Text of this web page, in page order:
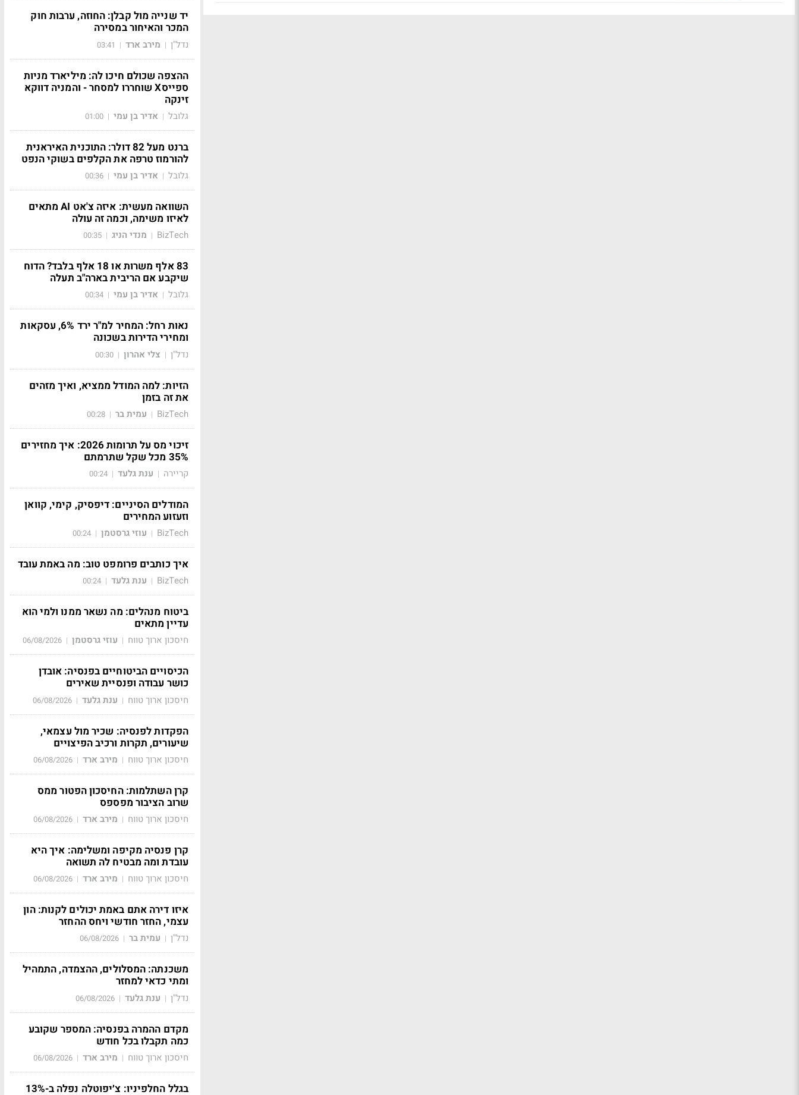
יד שנייה מול קבלן: החוזה, ערבות חוק
המכר והאיחור במסירה
נדל"ן | מירב ארד |
03:41
ההצפה שכולם חיכו לה: מיליארד מניות
ספייסX שוחררו למסחר - והמניה דווקא
זינקה
גלובל | אדיר בן עמי |
01:00
ברנט מעל 82 דולר: התוכנית האיראנית
להורמוז טרפה את הקלפים בשוקי הנפט
גלובל | אדיר בן עמי |
00:36
השוואה מעשית: איזה צ'אט AI מתאים
לאיזו משימה, וכמה זה עולה
BizTech
| מנדי הניג |
00:35
83 אלף משרות או 18 אלף בלבד? הדוח
שיקבע אם הריבית בארה"ב תעלה
גלובל | אדיר בן עמי |
00:34
נאות רחל: המחיר למ"ר ירד 6%, עסקאות
ומחירי הדירות בשכונה
נדל"ן | צלי אהרון |
00:30
הזיות: למה המודל ממציא, ואיך מזהים
את זה בזמן
BizTech
| עמית בר |
00:28
זיכוי מס על תרומות 2026: איך מחזירים
35% מכל שקל שתרמתם
קריירה | ענת גלעד |
00:24
המודלים הסיניים: דיפסיק, קימי, קוואן
וזעזוע המחירים
BizTech
| עוזי גרסטמן |
00:24
איך כותבים פרומפט טוב: מה באמת עובד
BizTech
| ענת גלעד |
00:24
ביטוח מנהלים: מה נשאר ממנו ולמי הוא
עדיין מתאים
חיסכון ארוך טווח | עוזי גרסטמן |
06/08/2026
הכיסויים הביטוחיים בפנסיה: אובדן
כושר עבודה ופנסיית שאירים
חיסכון ארוך טווח | ענת גלעד |
06/08/2026
הפקדות לפנסיה: שכיר מול עצמאי,
שיעורים, תקרות ורכיב הפיצויים
חיסכון ארוך טווח | מירב ארד |
06/08/2026
קרן השתלמות: החיסכון הפטור ממס
שרוב הציבור מפספס
חיסכון ארוך טווח | מירב ארד |
06/08/2026
קרן פנסיה מקיפה ומשלימה: איך היא
עובדת ומה מבטיח לה תשואה
חיסכון ארוך טווח | מירב ארד |
06/08/2026
איזו דירה אתם באמת יכולים לקנות: הון
עצמי, החזר חודשי ויחס ההחזר
נדל"ן | עמית בר |
06/08/2026
משכנתה: המסלולים, ההצמדה, התמהיל
ומתי כדאי למחזר
נדל"ן | ענת גלעד |
06/08/2026
מקדם ההמרה בפנסיה: המספר שקובע
כמה תקבלו בכל חודש
חיסכון ארוך טווח | מירב ארד |
06/08/2026
בגלל החלפיניו: צ׳יפוטלה נפלה ב-13%